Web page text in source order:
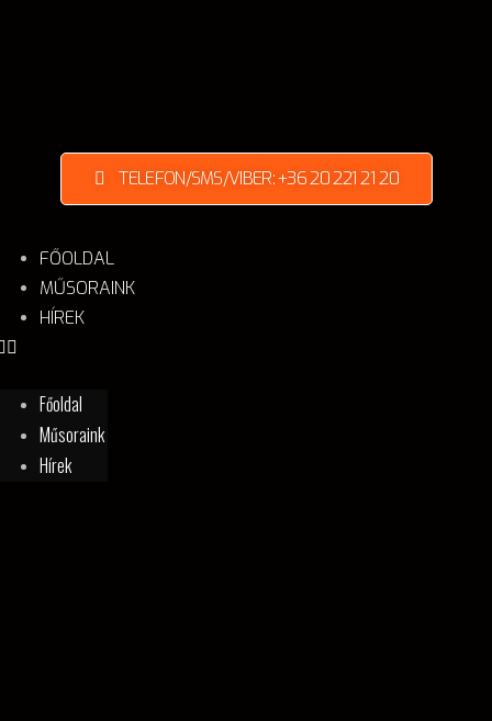
FŐOLDAL
MŰSORAINK
HÍREK
Főoldal
Műsoraink
Hírek
TELEFON/SMS/VIBER: +36 20 221 21 20